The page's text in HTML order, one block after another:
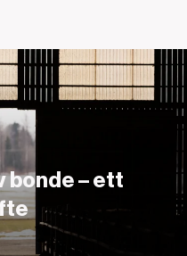
bonde – ett